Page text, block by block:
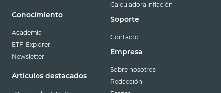
Conocimiento
Academia
ETF-Explorer
Newsletter
Artículos destacados
Calculadora inflación
Soporte
Contacto
Empresa
Sobre nosotros
Redacción